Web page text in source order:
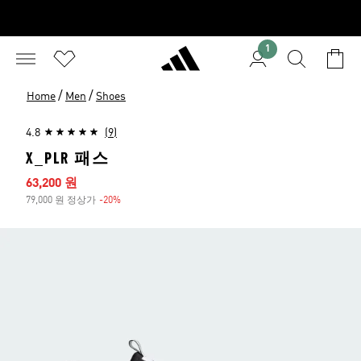
1
Home / Men / Shoes
4.8 (9)
X_PLR 패스
세일 가격
63,200 원
79,000 원 정상가 -20%